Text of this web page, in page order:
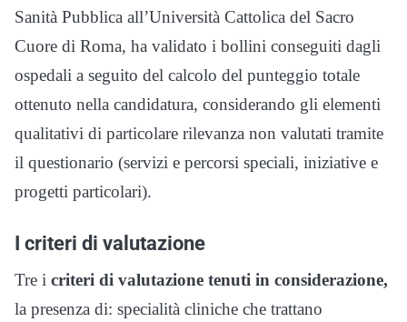
Sanità Pubblica all’Università Cattolica del Sacro
Cuore di Roma, ha validato i bollini conseguiti dagli
ospedali a seguito del calcolo del punteggio totale
ottenuto nella candidatura, considerando gli elementi
qualitativi di particolare rilevanza non valutati tramite
il questionario (servizi e percorsi speciali, iniziative e
progetti particolari).
I criteri di valutazione
Tre i criteri di valutazione tenuti in considerazione,
la presenza di: specialità cliniche che trattano